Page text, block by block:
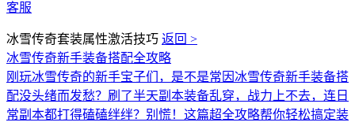
客服
冰雪传奇套装属性激活技巧 返回 >
冰雪传奇新手装备搭配全攻略
刚玩冰雪传奇的新手宝子们，是不是常因冰雪传奇新手装备搭
配没头绪而发愁？刷了半天副本装备乱穿，战力上不去，连日
常副本都打得磕磕绊绊？别慌！这篇超全攻略帮你轻松搞定装